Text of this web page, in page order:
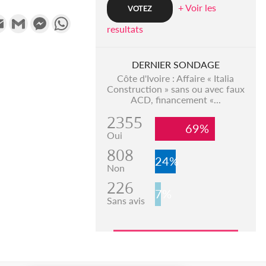
Email Gmail MessengerWhatsApp
+ Voir les
resultats
DERNIER SONDAGE
Côte d'Ivoire : Affaire « Italia
Construction » sans ou avec faux
ACD, financement «...
2355
Oui 69%
808
Non 24%
226
Sans avis 7%